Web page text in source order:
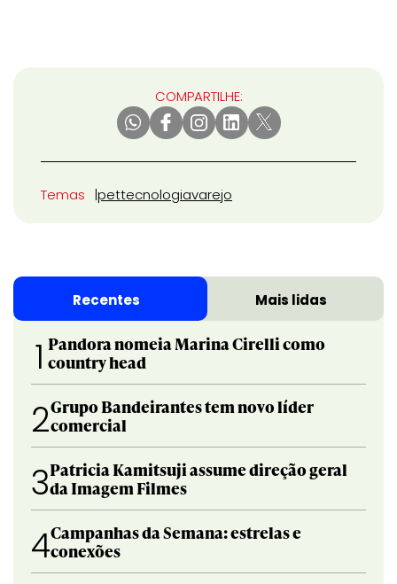
COMPARTILHE:
Temas pettecnologiavarejo
Recentes Mais lidas
1 Pandora nomeia Marina Cirelli como
country head
2Grupo Bandeirantes tem novo líder
comercial
3Patricia Kamitsuji assume direção geral
da Imagem Filmes
4Campanhas da Semana: estrelas e
conexões